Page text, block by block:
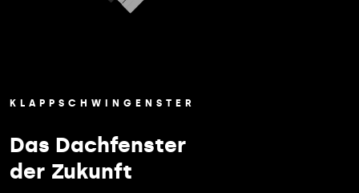
KLAPPSCHWINGENSTER
Das Dachfenster
der Zukunft